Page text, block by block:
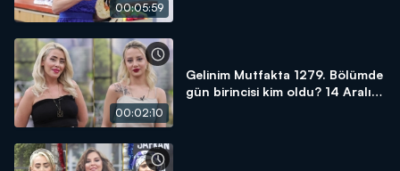
00:05:59
00:02:10
Gelinim Mutfakta 1279. Bölümde
gün birincisi kim oldu? 14 Aralık